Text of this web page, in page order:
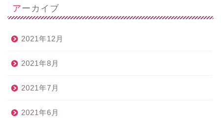
アーカイブ
2021年12月
2021年8月
2021年7月
2021年6月